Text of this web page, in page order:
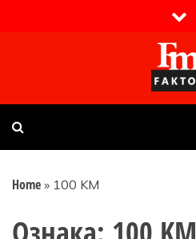
Faktor magazin
Uvijek presudan
Home » 100 KM